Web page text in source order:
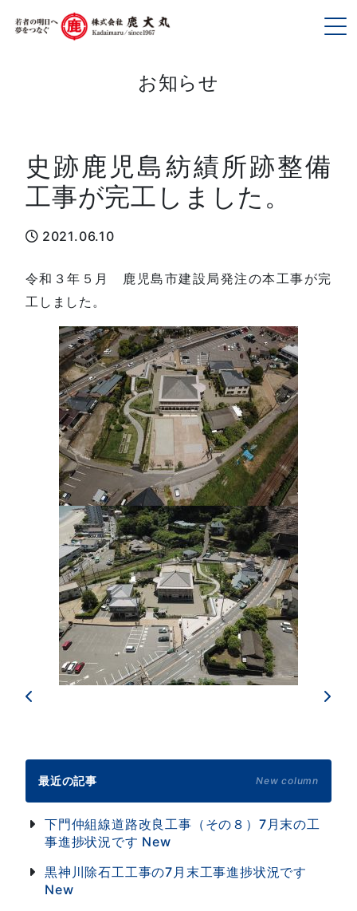
お知らせ
史跡鹿児島紡績所跡整備
工事が完工しました。
2021.06.10
令和３年５月 鹿児島市建設局発注の本工事が完
工しました。
最近の記事 New column
下門仲組線道路改良工事（その８）7月末の工
事進捗状況です New
黒神川除石工工事の7月末工事進捗状況です
New